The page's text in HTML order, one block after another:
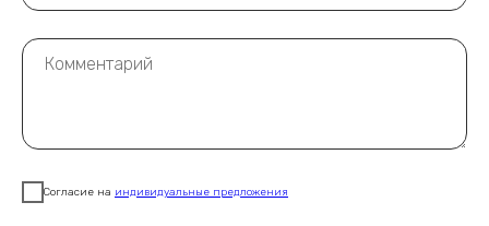
Согласие на индивидуальные предложения